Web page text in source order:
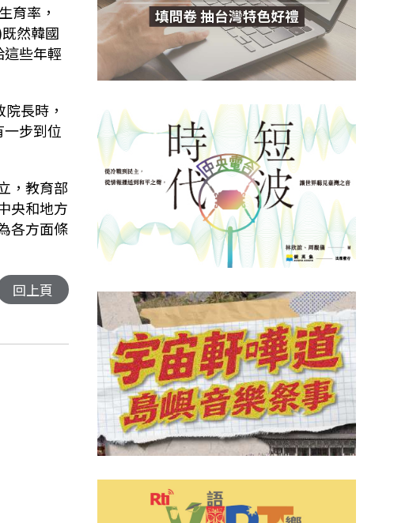
育率，
既然韓國
些年輕
長時，
步到位
，教育部
央和地方
各方面條
回上頁